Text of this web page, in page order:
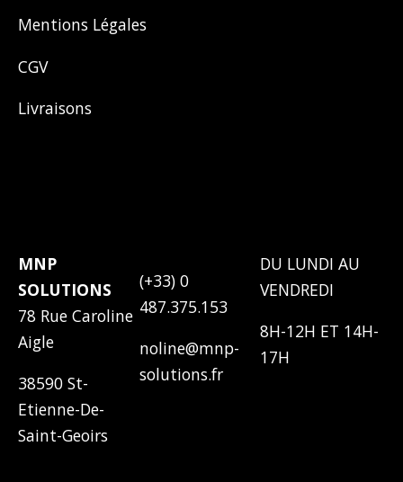
Mentions Légales
CGV
Livraisons
MNP
SOLUTIONS
78 Rue Caroline
Aigle
38590 St-
Etienne-De-
Saint-Geoirs
(+33) 0
487.375.153
noline@mnp-
solutions.fr
DU LUNDI AU
VENDREDI
8H-12H ET 14H-
17H